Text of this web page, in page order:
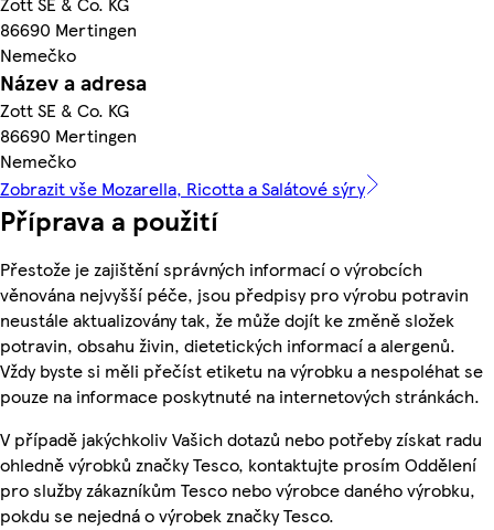
86690 Mertingen
Nemečko
Název a adresa
Zott SE & Co. KG
86690 Mertingen
Nemečko
Zobrazit vše Mozarella, Ricotta a Salátové sýry
Příprava a použití
Přestože je zajištění správných informací o výrobcích
věnována nejvyšší péče, jsou předpisy pro výrobu potravin
neustále aktualizovány tak, že může dojít ke změně složek
potravin, obsahu živin, dietetických informací a alergenů.
Vždy byste si měli přečíst etiketu na výrobku a nespoléhat se
pouze na informace poskytnuté na internetových stránkách.
V případě jakýchkoliv Vašich dotazů nebo potřeby získat radu
ohledně výrobků značky Tesco, kontaktujte prosím Oddělení
pro služby zákazníkům Tesco nebo výrobce daného výrobku,
pokdu se nejedná o výrobek značky Tesco.